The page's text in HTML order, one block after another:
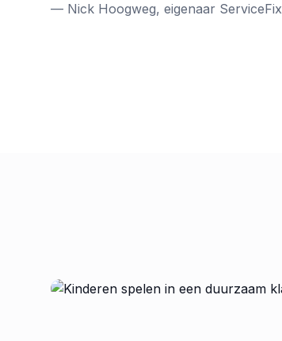
— Nick Hoogweg, eigenaar ServiceFix